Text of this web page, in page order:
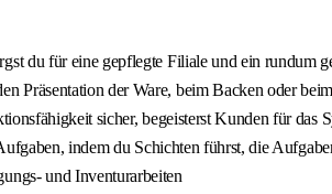
du für eine gepflegte Filiale und ein rundum
Präsentation der Ware, beim Backen oder
sicher, begeisterst Kunden für
indem du Schichten führst, die
und Inventurarbeiten